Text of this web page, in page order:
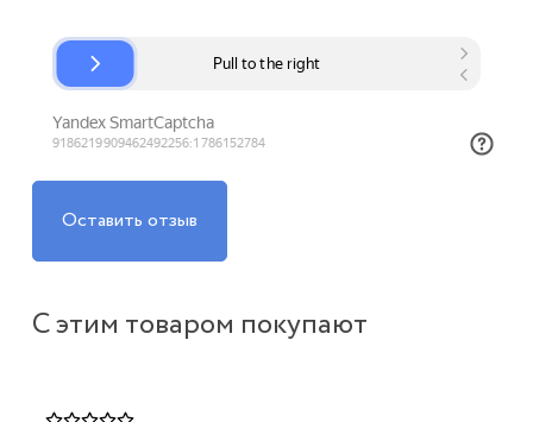
Оставить отзыв
С этим товаром покупают